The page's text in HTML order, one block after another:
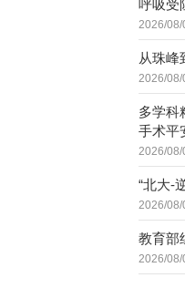
呼吸受
2026/08/
从珠峰
2026/08/
多学科
手术平
2026/08/
“北大-
2026/08/
教育部
2026/08/